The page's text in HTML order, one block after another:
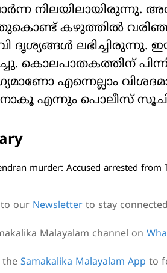
നിലയിലായിരുന്നു.
കഴുത്തില്‍
ദൃശ്യങ്ങള്‍
കൊലപാതകത്തിന്
എന്നെല്ലാം
എന്നും പൊലീസ്
murder: Accused arrested from
to our Newsletter to stay
Malayalam channel on
the Samakalika Malayalam App to